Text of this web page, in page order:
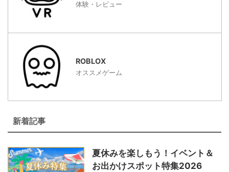
体験・レビュー
ROBLOX
オススメゲーム
新着記事
夏休みを楽しもう！イベント＆
お出かけスポット特集2026